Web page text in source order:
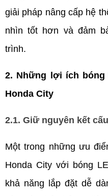
giải pháp nâng cấp hệ
nhìn tốt hơn và đảm
trình.
2. Những lợi ích bóng
Honda City
2.1. Giữ nguyên kết
Một trong những ưu
Honda City với bóng
khả năng lắp đặt dễ